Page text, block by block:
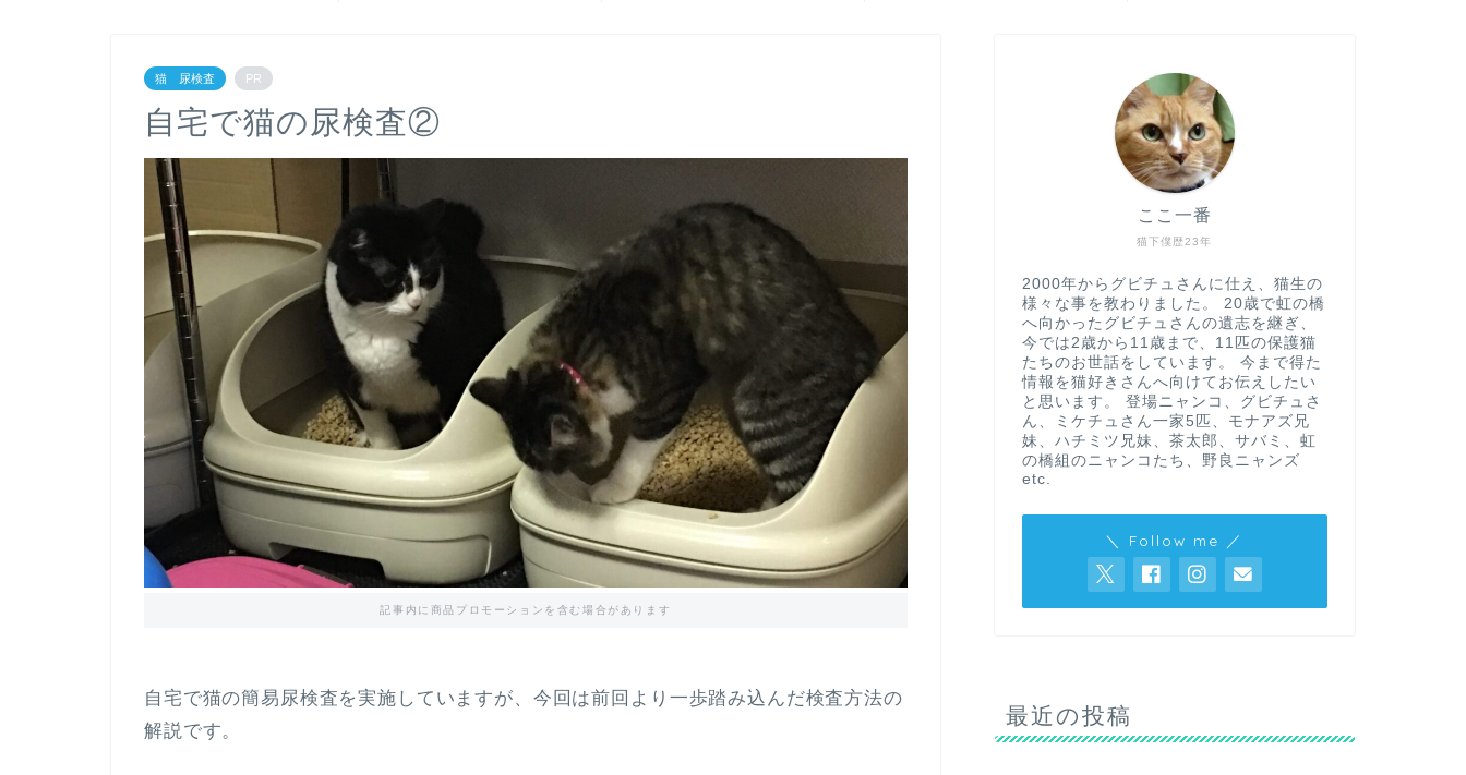
猫 尿検査 PR
自宅で猫の尿検査②
記事内に商品プロモーションを含む場合があります
自宅で猫の簡易尿検査を実施していますが、今回は前回より一歩踏み込んだ検査方法の
解説です。
猫下僕歴23年
ここ一番
2000年からグビチュさんに仕え、猫生の
様々な事を教わりました。 20歳で虹の橋
へ向かったグビチュさんの遺志を継ぎ、
今では2歳から11歳まで、11匹の保護猫
たちのお世話をしています。 今まで得た
情報を猫好きさんへ向けてお伝えしたい
と思います。 登場ニャンコ、グビチュさ
ん、ミケチュさん一家5匹、モナアズ兄
妹、ハチミツ兄妹、茶太郎、サバミ、虹
の橋組のニャンコたち、野良ニャンズ
etc.
＼ Follow me ／
最近の投稿